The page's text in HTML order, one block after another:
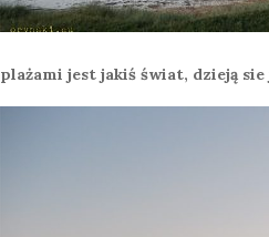
plażami jest jakiś świat, dzieją